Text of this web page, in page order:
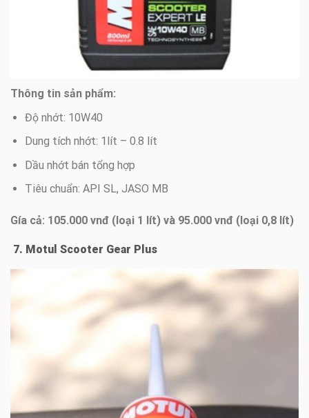
Thông tin sản phẩm:
Độ nhớt: 10W40
Dung tích nhớt: 1lít – 0.8 lít
Dầu nhớt bán tổng hợp
Tiêu chuẩn: API SL, JASO MB
Gía cả: 105.000 vnđ (loại 1 lít) và 95.000 vnđ (loại 0,8 lít)
7. Motul Scooter Gear Plus